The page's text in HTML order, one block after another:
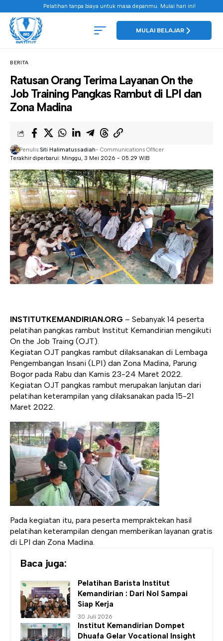
Pelatihan tanpa biaya untuk masa depanmu. Mulai hari ini!
MULAI BELAJAR
BERITA
Ratusan Orang Terima Layanan On the
Job Training Pangkas Rambut di LPI dan
Zona Madina
Terakhir diperbarui: Minggu, 3 Mei 2026 - 05.29 WIB
Penulis:Siti Halimatussadiah- Communications Officer
INSTITUTKEMANDIRIAN.ORG – Sebanyak 14 peserta
pelatihan pangkas rambut Institut Kemandirian mengikuti
On the Job Traing (OJT).
Kegiatan OJT pangkas rambut dilaksanakan di Lembaga
Pengembangan Insani (LPI) dan Zona Madina, Parung
Bogor pada Rabu dan Kamis 23-24 Maret 2022.
Kegiatan OJT pangkas rambut merupakan lanjutan dari
pelatihan keterampilan yang dilaksanakan pada 15-21
Maret 2022.
Pada kegiatan itu, para peserta mempraktekan hasil
pelatihan keterampilan dengan memberikan layanan gratis
di LPI dan Zona Madina.
Baca juga:
Pelatihan Barista Institut
Kemandirian : Dari Nol Sampai
Siap Kerja
30 Juli 2026
Institut Kemandirian Dompet
Dhuafa Gelar Vocational Insight